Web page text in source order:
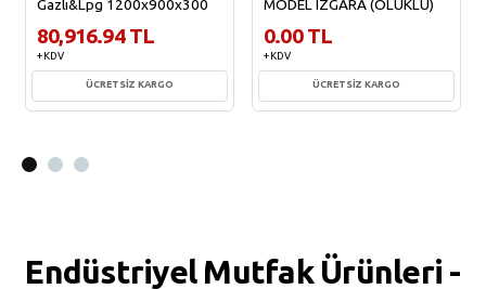
Gazlı&Lpg 1200x900x300
80,916.94 TL
+ KDV
ÜCRETSİZ KARGO
MODEL IZGARA (OLUKLU)
0.00 TL
+ KDV
ÜCRETSİZ KARGO
Endüstriyel Mutfak Ürünleri -